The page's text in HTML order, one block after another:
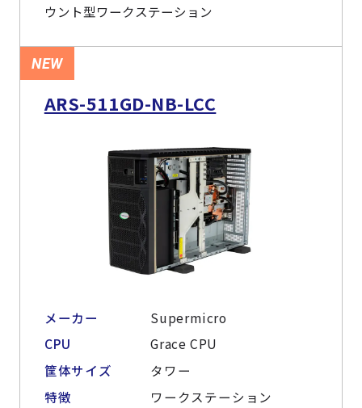
ウント型ワークステーション
NEW
ARS-511GD-NB-LCC
メーカー
Supermicro
CPU
Grace CPU
筐体サイズ
タワー
特徴
ワークステーション